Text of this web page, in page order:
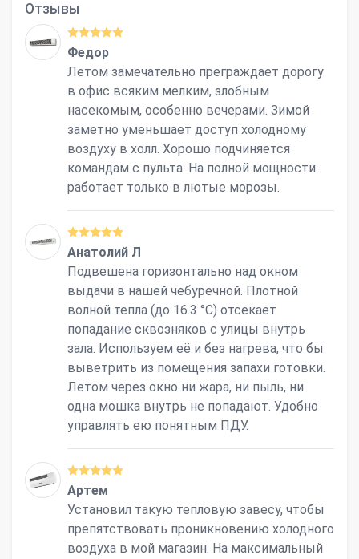
Отзывы
Федор
Летом замечательно преграждает дорогу
в офис всяким мелким, злобным
насекомым, особенно вечерами. Зимой
заметно уменьшает доступ холодному
воздуху в холл. Хорошо подчиняется
командам с пульта. На полной мощности
работает только в лютые морозы.
Анатолий Л
Подвешена горизонтально над окном
выдачи в нашей чебуречной. Плотной
волной тепла (до 16.3 °С) отсекает
попадание сквозняков с улицы внутрь
зала. Используем её и без нагрева, что бы
выветрить из помещения запахи готовки.
Летом через окно ни жара, ни пыль, ни
одна мошка внутрь не попадают. Удобно
управлять ею понятным ПДУ.
Артем
Установил такую тепловую завесу, чтобы
препятствовать проникновению холодного
воздуха в мой магазин. На максимальный